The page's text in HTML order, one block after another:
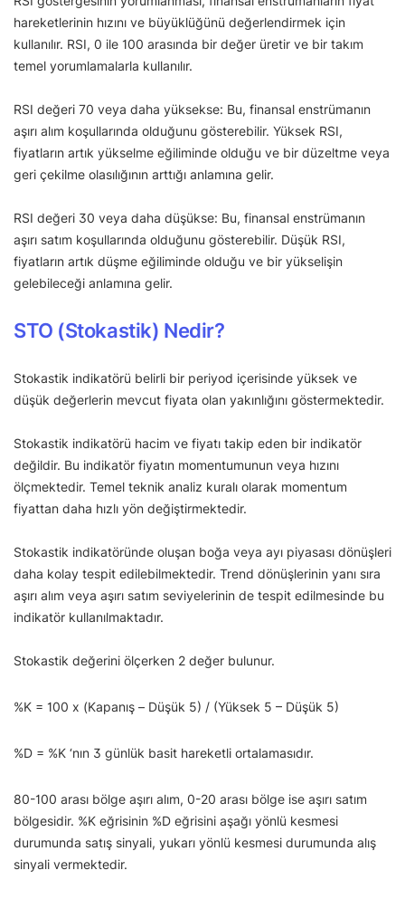
hareketlerinin hızını ve büyüklüğünü değerlendirmek için
kullanılır. RSI, 0 ile 100 arasında bir değer üretir ve bir takım
temel yorumlamalarla kullanılır.
RSI değeri 70 veya daha yüksekse: Bu, finansal enstrümanın
aşırı alım koşullarında olduğunu gösterebilir. Yüksek RSI,
fiyatların artık yükselme eğiliminde olduğu ve bir düzeltme veya
geri çekilme olasılığının arttığı anlamına gelir.
RSI değeri 30 veya daha düşükse: Bu, finansal enstrümanın
aşırı satım koşullarında olduğunu gösterebilir. Düşük RSI,
fiyatların artık düşme eğiliminde olduğu ve bir yükselişin
gelebileceği anlamına gelir.
STO (Stokastik) Nedir?
Stokastik indikatörü belirli bir periyod içerisinde yüksek ve
düşük değerlerin mevcut fiyata olan yakınlığını göstermektedir.
Stokastik indikatörü hacim ve fiyatı takip eden bir indikatör
değildir. Bu indikatör fiyatın momentumunun veya hızını
ölçmektedir. Temel teknik analiz kuralı olarak momentum
fiyattan daha hızlı yön değiştirmektedir.
Stokastik indikatöründe oluşan boğa veya ayı piyasası dönüşleri
daha kolay tespit edilebilmektedir. Trend dönüşlerinin yanı sıra
aşırı alım veya aşırı satım seviyelerinin de tespit edilmesinde bu
indikatör kullanılmaktadır.
Stokastik değerini ölçerken 2 değer bulunur.
%K = 100 x (Kapanış – Düşük 5) / (Yüksek 5 – Düşük 5)
%D = %K ‘nın 3 günlük basit hareketli ortalamasıdır.
80-100 arası bölge aşırı alım, 0-20 arası bölge ise aşırı satım
bölgesidir. %K eğrisinin %D eğrisini aşağı yönlü kesmesi
durumunda satış sinyali, yukarı yönlü kesmesi durumunda alış
sinyali vermektedir.